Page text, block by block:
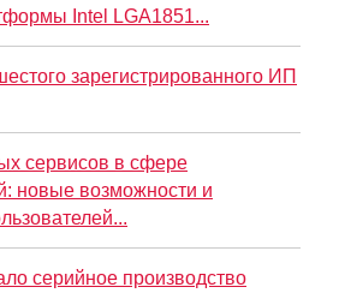
Intel LGA1851...
зарегистрированного ИП
сервисов в сфере
новые возможности и
серийное производство